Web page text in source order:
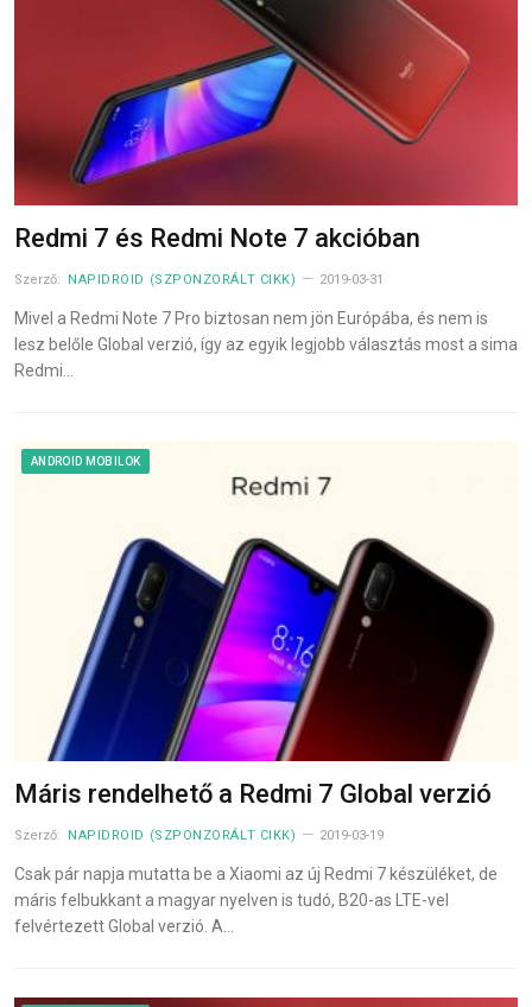
Redmi 7 és Redmi Note 7 akcióban
Szerző: NAPIDROID (SZPONZORÁLT CIKK) 2019-03-31
Mivel a Redmi Note 7 Pro biztosan nem jön Európába, és nem is
lesz belőle Global verzió, így az egyik legjobb választás most a sima
Redmi…
ANDROID MOBILOK
Máris rendelhető a Redmi 7 Global verzió
Szerző: NAPIDROID (SZPONZORÁLT CIKK) 2019-03-19
Csak pár napja mutatta be a Xiaomi az új Redmi 7 készüléket, de
máris felbukkant a magyar nyelven is tudó, B20-as LTE-vel
felvértezett Global verzió. A…